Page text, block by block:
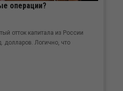
операции?
отток капитала из России
долларов. Логично, что